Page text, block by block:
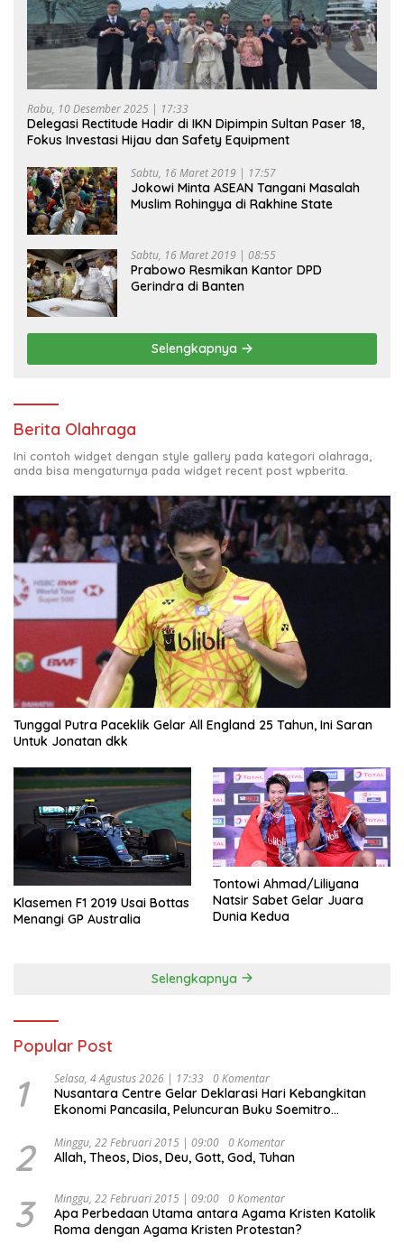
Rabu, 10 Desember 2025 | 17:33
Delegasi Rectitude Hadir di IKN Dipimpin Sultan Paser 18,
Fokus Investasi Hijau dan Safety Equipment
Sabtu, 16 Maret 2019 | 17:57
Jokowi Minta ASEAN Tangani Masalah
Muslim Rohingya di Rakhine State
Sabtu, 16 Maret 2019 | 08:55
Prabowo Resmikan Kantor DPD
Gerindra di Banten
Selengkapnya
Berita Olahraga
Ini contoh widget dengan style gallery pada kategori olahraga,
anda bisa mengaturnya pada widget recent post wpberita.
Tunggal Putra Paceklik Gelar All England 25 Tahun, Ini Saran
Untuk Jonatan dkk
Klasemen F1 2019 Usai Bottas
Menangi GP Australia
Tontowi Ahmad/Liliyana
Natsir Sabet Gelar Juara
Dunia Kedua
Selengkapnya
Popular Post
1 Selasa, 4 Agustus 2026 | 17:33 0 Komentar
Nusantara Centre Gelar Deklarasi Hari Kebangkitan
Ekonomi Pancasila, Peluncuran Buku Soemitro
Ekonomi Politik Indonesia) & Simposium Nasional
“Urgensi Undang-Undang Perekonomian Nasional dan
Indonesia Emas 2045”,
2 Minggu, 22 Februari 2015 | 09:00 0 Komentar
Allah, Theos, Dios, Deu, Gott, God, Tuhan
3 Minggu, 22 Februari 2015 | 09:00 0 Komentar
Apa Perbedaan Utama antara Agama Kristen Katolik
Roma dengan Agama Kristen Protestan?